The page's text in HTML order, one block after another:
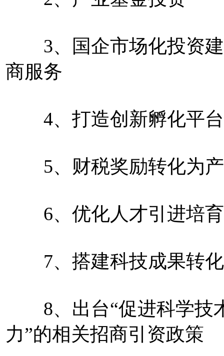
3、国企市场化投资建
商服务
4、打造创新孵化平台
5、财税奖励转化为产
6、优化人才引进培
7、搭建科技成果转
8、出台“促进科学技
力”的相关招商引资政策